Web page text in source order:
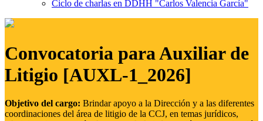
Ciclo de charlas en DDHH "Carlos Valencia García"
Convocatoria para Auxiliar de
Litigio [AUXL-1_2026]
Objetivo del cargo: Brindar apoyo a la Dirección y a las diferentes
coordinaciones del área de litigio de la CCJ, en temas jurídicos,